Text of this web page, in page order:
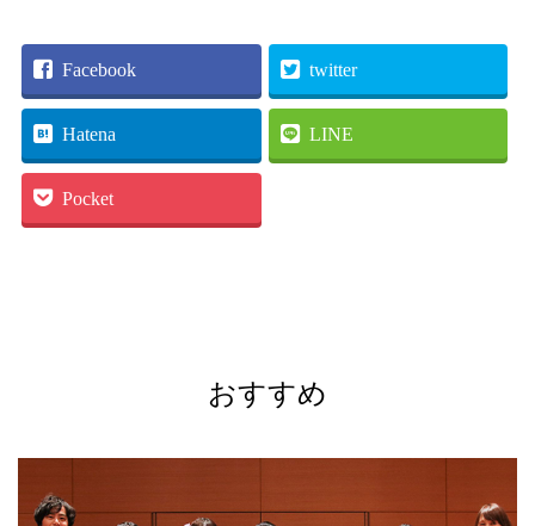
Facebook twitter
Hatena LINE
Pocket
おすすめ